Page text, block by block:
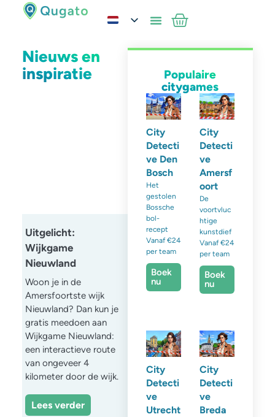
Nieuws en
inspiratie
Uitgelicht:
Wijkgame
Nieuwland
Woon je in de
Amersfoortste wijk
Nieuwland? Dan kun je
gratis meedoen aan
Wijkgame Nieuwland:
een interactieve route
van ongeveer 4
kilometer door de wijk.
Lees verder
Populaire
citygames
City
Detecti
ve Den
Bosch
Het
gestolen
Bossche
bol-
recept
Vanaf €24
per team
Boek
nu
City
Detecti
ve
Amersf
oort
De
voortvluc
htige
kunstdief
Vanaf €24
per team
Boek
nu
City
Detecti
ve
Utrecht
City
Detecti
ve
Breda